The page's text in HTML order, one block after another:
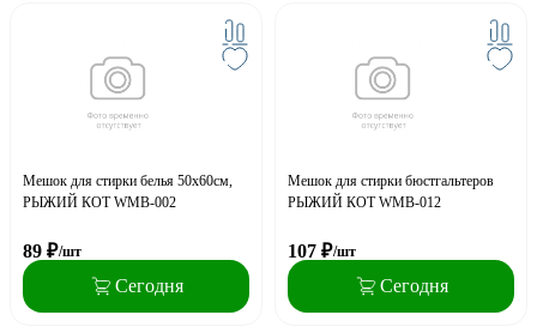
Мешок для стирки белья 50х60см,
РЫЖИЙ КОТ WMB-002
89 ₽/шт
Сегодня
Мешок для стирки бюстгальтеров
РЫЖИЙ КОТ WMB-012
107 ₽/шт
Сегодня